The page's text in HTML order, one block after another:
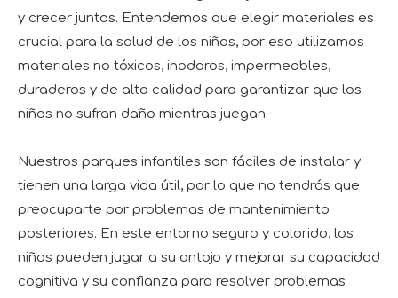
y crecer juntos. Entendemos que elegir materiales es
crucial para la salud de los niños, por eso utilizamos
materiales no tóxicos, inodoros, impermeables,
duraderos y de alta calidad para garantizar que los
niños no sufran daño mientras juegan.
Nuestros parques infantiles son fáciles de instalar y
tienen una larga vida útil, por lo que no tendrás que
preocuparte por problemas de mantenimiento
posteriores. En este entorno seguro y colorido, los
niños pueden jugar a su antojo y mejorar su capacidad
cognitiva y su confianza para resolver problemas